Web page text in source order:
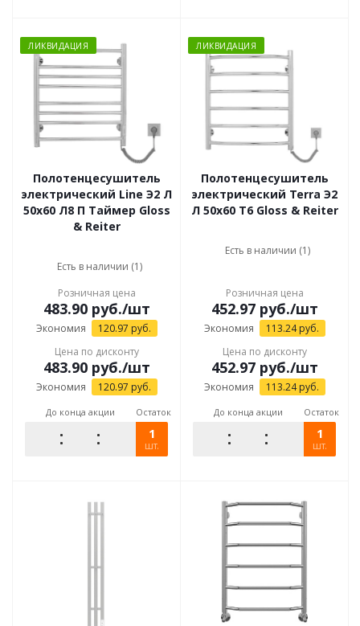
ЛИКВИДАЦИЯ
Полотенцесушитель
электрический Line Э2 Л
50x60 Л8 П Таймер Gloss
& Reiter
Есть в наличии (1)
Розничная цена
483.90руб./шт
Экономия 120.97 руб.
Цена по дисконту
483.90руб./шт
Экономия 120.97 руб.
До конца акции Остаток
1
шт.
ЛИКВИДАЦИЯ
Полотенцесушитель
электрический Terra Э2
Л 50x60 Т6 Gloss & Reiter
Есть в наличии (1)
Розничная цена
452.97руб./шт
Экономия 113.24руб.
Цена по дисконту
452.97руб./шт
Экономия 113.24руб.
До конца акции Остаток
1
шт.